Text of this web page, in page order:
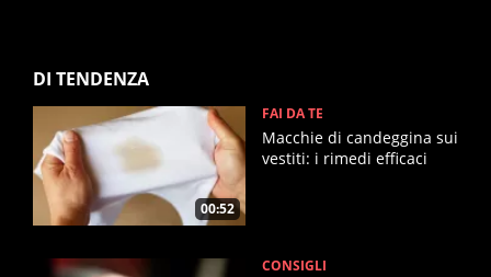
DI TENDENZA
00:52
FAI DA TE
Macchie di candeggina sui
vestiti: i rimedi efficaci
CONSIGLI